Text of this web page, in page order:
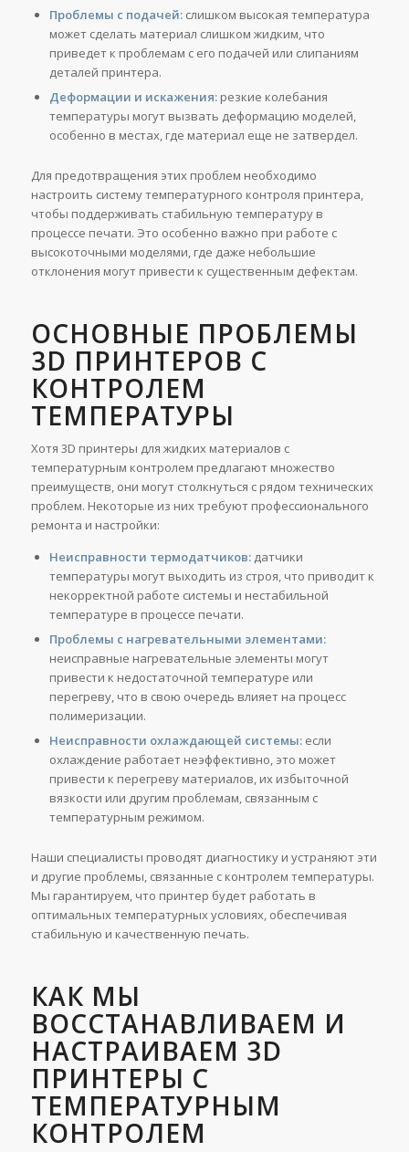
Проблемы с подачей:слишком высокая температура
может сделать материал слишком жидким, что
приведет к проблемам с его подачей или слипаниям
деталей принтера.
Деформации и искажения:резкие колебания
температуры могут вызвать деформацию моделей,
особенно в местах, где материал еще не затвердел.
Для предотвращения этих проблем необходимо
настроить систему температурного контроля принтера,
чтобы поддерживать стабильную температуру в
процессе печати. Это особенно важно при работе с
высокоточными моделями, где даже небольшие
отклонения могут привести к существенным дефектам.
ОСНОВНЫЕ ПРОБЛЕМЫ
3D ПРИНТЕРОВ С
КОНТРОЛЕМ
ТЕМПЕРАТУРЫ
Хотя 3D принтеры для жидких материалов с
температурным контролем предлагают множество
преимуществ, они могут столкнуться с рядом технических
проблем. Некоторые из них требуют профессионального
ремонта и настройки:
Неисправности термодатчиков:датчики
температуры могут выходить из строя, что приводит к
некорректной работе системы и нестабильной
температуре в процессе печати.
Проблемы с нагревательными элементами:
неисправные нагревательные элементы могут
привести к недостаточной температуре или
перегреву, что в свою очередь влияет на процесс
полимеризации.
Неисправности охлаждающей системы:если
охлаждение работает неэффективно, это может
привести к перегреву материалов, их избыточной
вязкости или другим проблемам, связанным с
температурным режимом.
Наши специалисты проводят диагностику и устраняют эти
и другие проблемы, связанные с контролем температуры.
Мы гарантируем, что принтер будет работать в
оптимальных температурных условиях, обеспечивая
стабильную и качественную печать.
КАК МЫ
ВОССТАНАВЛИВАЕМ И
НАСТРАИВАЕМ 3D
ПРИНТЕРЫ С
ТЕМПЕРАТУРНЫМ
КОНТРОЛЕМ